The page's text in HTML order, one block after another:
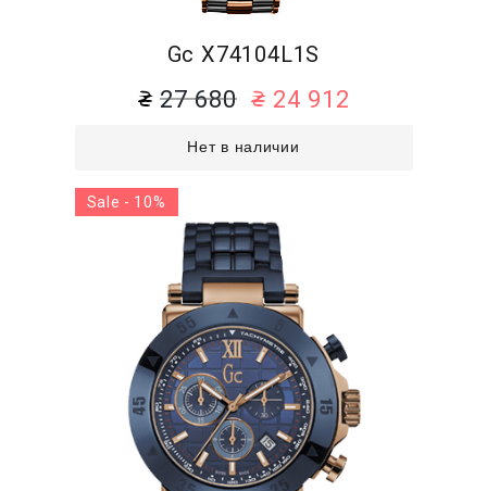
Gc X74104L1S
27 680 24 912
Нет в наличии
Sale - 10%